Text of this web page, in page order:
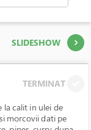
SLIDESHOW
TERMINAT
la calit in ulei de
morcovii dati pe